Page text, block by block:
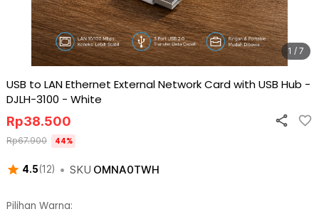
1 / 7
USB to LAN Ethernet External Network Card with USB Hub -
DJLH-3100 - White
4.5(12) • SKU OMNA0TWH
Rp38.500
Rp67.900 44%
Pilihan Warna: